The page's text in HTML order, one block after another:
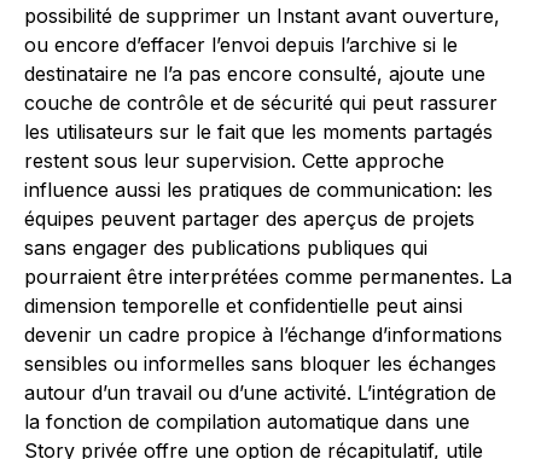
possibilité de supprimer un Instant avant ouverture,
ou encore d’effacer l’envoi depuis l’archive si le
destinataire ne l’a pas encore consulté, ajoute une
couche de contrôle et de sécurité qui peut rassurer
les utilisateurs sur le fait que les moments partagés
restent sous leur supervision. Cette approche
influence aussi les pratiques de communication: les
équipes peuvent partager des aperçus de projets
sans engager des publications publiques qui
pourraient être interprétées comme permanentes. La
dimension temporelle et confidentielle peut ainsi
devenir un cadre propice à l’échange d’informations
sensibles ou informelles sans bloquer les échanges
autour d’un travail ou d’une activité. L’intégration de
la fonction de compilation automatique dans une
Story privée offre une option de récapitulatif, utile